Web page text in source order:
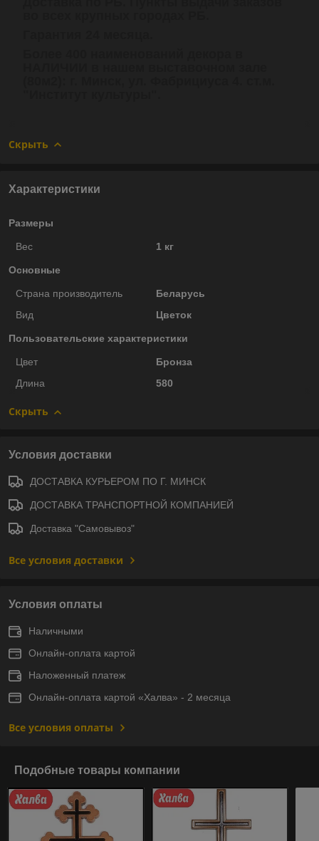
Скрыть
Характеристики
Размеры
Вес 1 кг
Основные
Страна производитель
Беларусь
Вид
Цветок
Пользовательские характеристики
Цвет
Бронза
Длина
580
Скрыть
Условия доставки
ДОСТАВКА КУРЬЕРОМ ПО Г. МИНСК
ДОСТАВКА ТРАНСПОРТНОЙ КОМПАНИЕЙ
Доставка "Самовывоз"
Все условия доставки
Условия оплаты
Наличными
Онлайн-оплата картой
Наложенный платеж
Онлайн-оплата картой «Халва» - 2 месяца
Все условия оплаты
Подобные товары компании